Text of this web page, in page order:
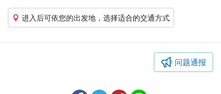
进入后可依您的出发地，选择适合的交通方式
问题通报